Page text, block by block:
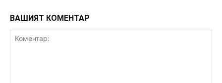
ВАШИЯТ КОМЕНТАР